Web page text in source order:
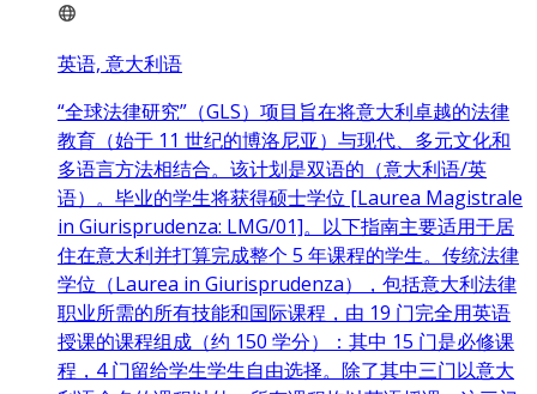
英语, 意大利语
“全球法律研究”（GLS）项目旨在将意大利卓越的法律
教育（始于 11 世纪的博洛尼亚）与现代、多元文化和
多语言方法相结合。该计划是双语的（意大利语/英
语）。毕业的学生将获得硕士学位 [Laurea Magistrale
in Giurisprudenza: LMG/01]。以下指南主要适用于居
住在意大利并打算完成整个 5 年课程的学生。传统法律
学位（Laurea in Giurisprudenza），包括意大利法律
职业所需的所有技能和国际课程，由 19 门完全用英语
授课的课程组成（约 150 学分）：其中 15 门是必修课
程，4 门留给学生学生自由选择。除了其中三门以意大